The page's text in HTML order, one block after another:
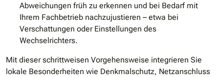
Abweichungen früh zu erkennen und bei Bedarf mit
Ihrem Fachbetrieb nachzujustieren – etwa bei
Verschattungen oder Einstellungen des
Wechselrichters.
Mit dieser schrittweisen Vorgehensweise integrieren Sie
lokale Besonderheiten wie Denkmalschutz, Netzanschluss